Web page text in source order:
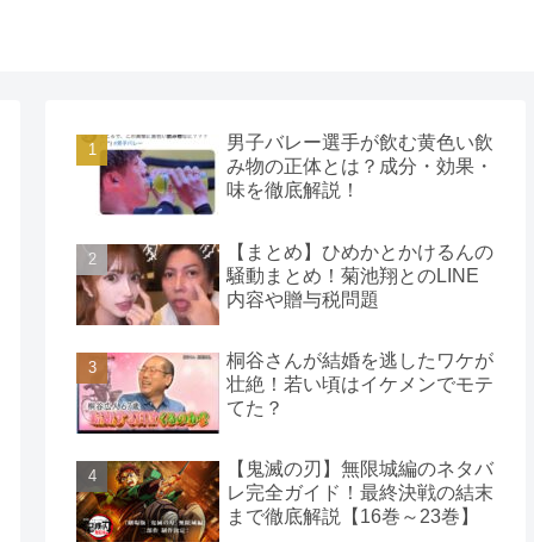
男子バレー選手が飲む黄色い飲
み物の正体とは？成分・効果・
味を徹底解説！
【まとめ】ひめかとかけるんの
騒動まとめ！菊池翔とのLINE
内容や贈与税問題
桐谷さんが結婚を逃したワケが
壮絶！若い頃はイケメンでモテ
てた？
【鬼滅の刃】無限城編のネタバ
レ完全ガイド！最終決戦の結末
まで徹底解説【16巻～23巻】